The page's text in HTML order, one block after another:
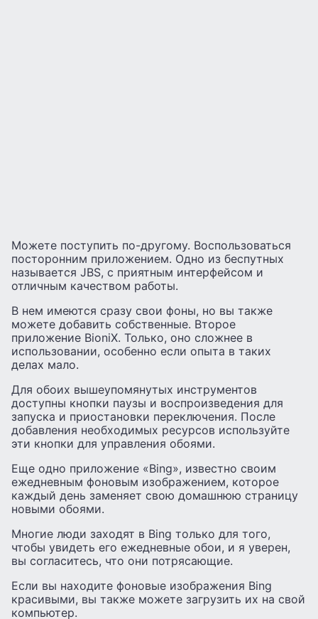
Можете поступить по-другому. Воспользоваться
посторонним приложением. Одно из беспутных
называется JBS, с приятным интерфейсом и
отличным качеством работы.
В нем имеются сразу свои фоны, но вы также
можете добавить собственные. Второе
приложение BioniX. Только, оно сложнее в
использовании, особенно если опыта в таких
делах мало.
Для обоих вышеупомянутых инструментов
доступны кнопки паузы и воспроизведения для
запуска и приостановки переключения. После
добавления необходимых ресурсов используйте
эти кнопки для управления обоями.
Еще одно приложение «Bing», известно своим
ежедневным фоновым изображением, которое
каждый день заменяет свою домашнюю страницу
новыми обоями.
Многие люди заходят в Bing только для того,
чтобы увидеть его ежедневные обои, и я уверен,
вы согласитесь, что они потрясающие.
Если вы находите фоновые изображения Bing
красивыми, вы также можете загрузить их на свой
компьютер.